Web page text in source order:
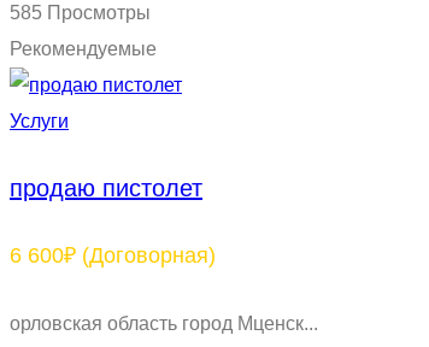
585 Просмотры
Рекомендуемые
Услуги
продаю пистолет
6 600₽ (Договорная)
орловская область город Мценск...